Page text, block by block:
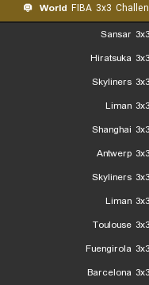
World FIBA 3x3
Sansar 3x3
Hiratsuka 3x3
Skyliners 3x3
Liman 3x3
Shanghai 3x3
Antwerp 3x3
Skyliners 3x3
Liman 3x3
Toulouse 3x3
Fuengirola 3x3
Barcelona 3x3